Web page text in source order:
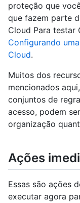
proteção que
que fazem parte
Cloud Para testar
Configurando
Cloud.
Muitos dos
mencionados
conjuntos de
acesso, podem
organização
Ações
Essas são ações
executar agora